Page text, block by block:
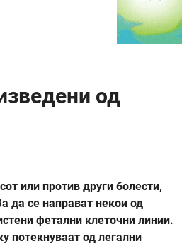
од
или против други болести,
да се направат некои од
фетални клеточни линии.
потекнуваат од легални